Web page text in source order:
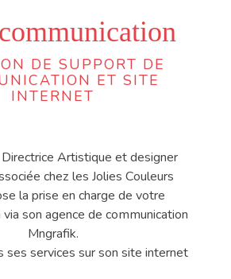
DE SUPPORT DE
ET SITE
INTERNET
Artistique et designer
chez les Jolies Couleurs
la prise en charge de votre
son agence de communication
Mngrafik.
ses services sur son site internet